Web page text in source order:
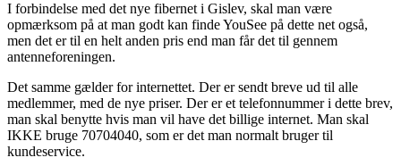
I forbindelse med det nye fibernet i Gislev, skal man være
opmærksom på at man godt kan finde YouSee på dette net også,
men det er til en helt anden pris end man får det til gennem
antenneforeningen.
Det samme gælder for internettet. Der er sendt breve ud til alle
medlemmer, med de nye priser. Der er et telefonnummer i dette brev,
man skal benytte hvis man vil have det billige internet. Man skal
IKKE bruge 70704040, som er det man normalt bruger til
kundeservice.